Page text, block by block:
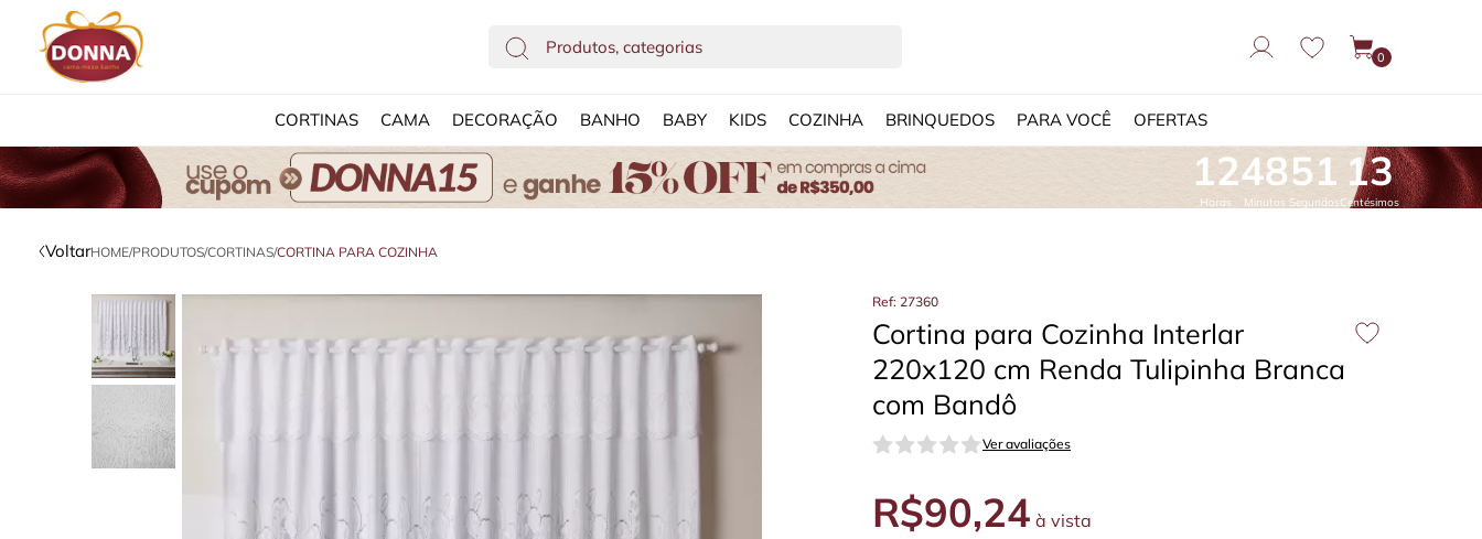
0
CORTINAS CAMA DECORAÇÃO BANHO BABY KIDS COZINHA BRINQUEDOS PARA VOCÊ OFERTAS
12
Horas
48
Minutos
50
Segundos
13
Centésimos
VoltarHOME/PRODUTOS/CORTINAS/CORTINA PARA COZINHA
Ref: 27360
Cortina para Cozinha Interlar
220x120 cm Renda Tulipinha Branca
com Bandô
Ver avaliações
R$90,24 à vista